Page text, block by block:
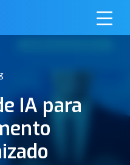
IA para